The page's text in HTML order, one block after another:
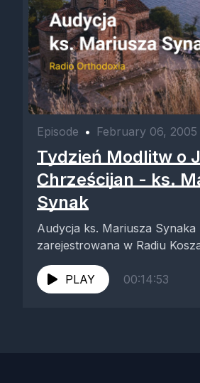
Episode • February 06, 2005
Tydzień Modlitw o
Chrześcijan - ks.
Synak
Audycja ks. Mariusza Synaka
zarejestrowana w Radiu
PLAY 00:14:53